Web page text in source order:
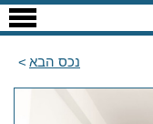
נכס הבא